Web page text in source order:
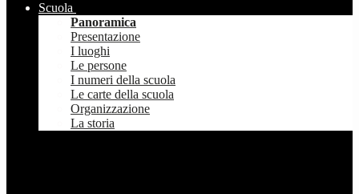
Scuola
Panoramica
Presentazione
I luoghi
Le persone
I numeri della scuola
Le carte della scuola
Organizzazione
La storia